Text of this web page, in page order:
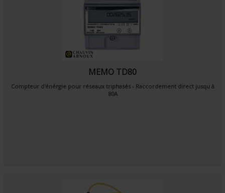
MEMO TD80
Compteur d'énérgie pour réseaux triphasés - Raccordement direct jusqu à
80A